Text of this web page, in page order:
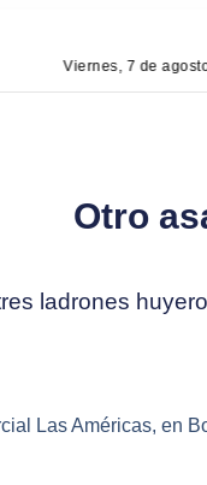
Viernes, 7 de agosto
Otro
ladrones
Las Américas, en